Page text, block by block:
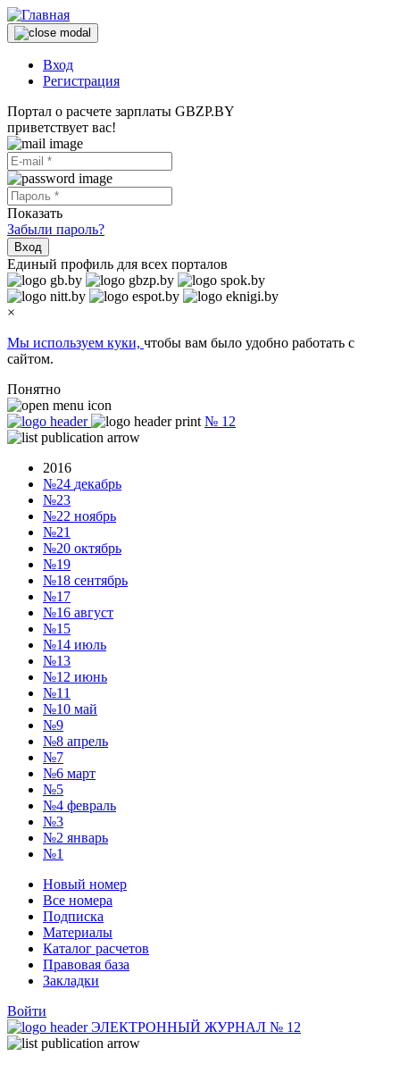
Вход
Регистрация
Портал о расчете зарплаты GBZP.BY
приветствует вас!
Показать
Забыли пароль?
Вход
Единый профиль для всех порталов
×
Мы используем куки, чтобы вам было удобно работать с
сайтом.
Понятно
№ 12
2016
№24 декабрь
№23
№22 ноябрь
№21
№20 октябрь
№19
№18 сентябрь
№17
№16 август
№15
№14 июль
№13
№12 июнь
№11
№10 май
№9
№8 апрель
№7
№6 март
№5
№4 февраль
№3
№2 январь
№1
Новый номер
Все номера
Подписка
Материалы
Каталог расчетов
Правовая база
Закладки
Войти
ЭЛЕКТРОННЫЙ ЖУРНАЛ № 12